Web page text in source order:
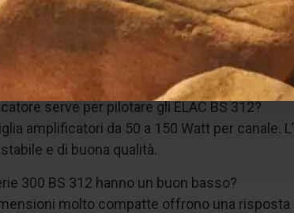
312 sono diffusori da scaffale hi-end?
compatti hi-end a 2 vie con tweeter
serve per pilotare gli ELAC BS 312?
amplificatori da 50 a 150 Watt per canale.
e di buona qualità.
300 BS 312 hanno un buon basso?
molto compatte offrono una